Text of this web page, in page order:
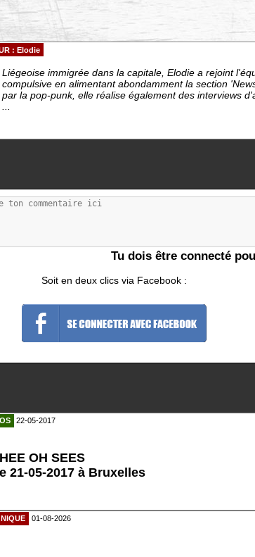
: Elodie
Liégeoise immigrée dans la capitale, Elodie a rejoint
compulsive en alimentant abondamment la section
par la pop-punk, elle réalise également des interviews
...
Tu dois être connecté
Soit en deux clics via Facebook :
22-05-2017
OH SEES
21-05-2017 à Bruxelles
01-08-2026